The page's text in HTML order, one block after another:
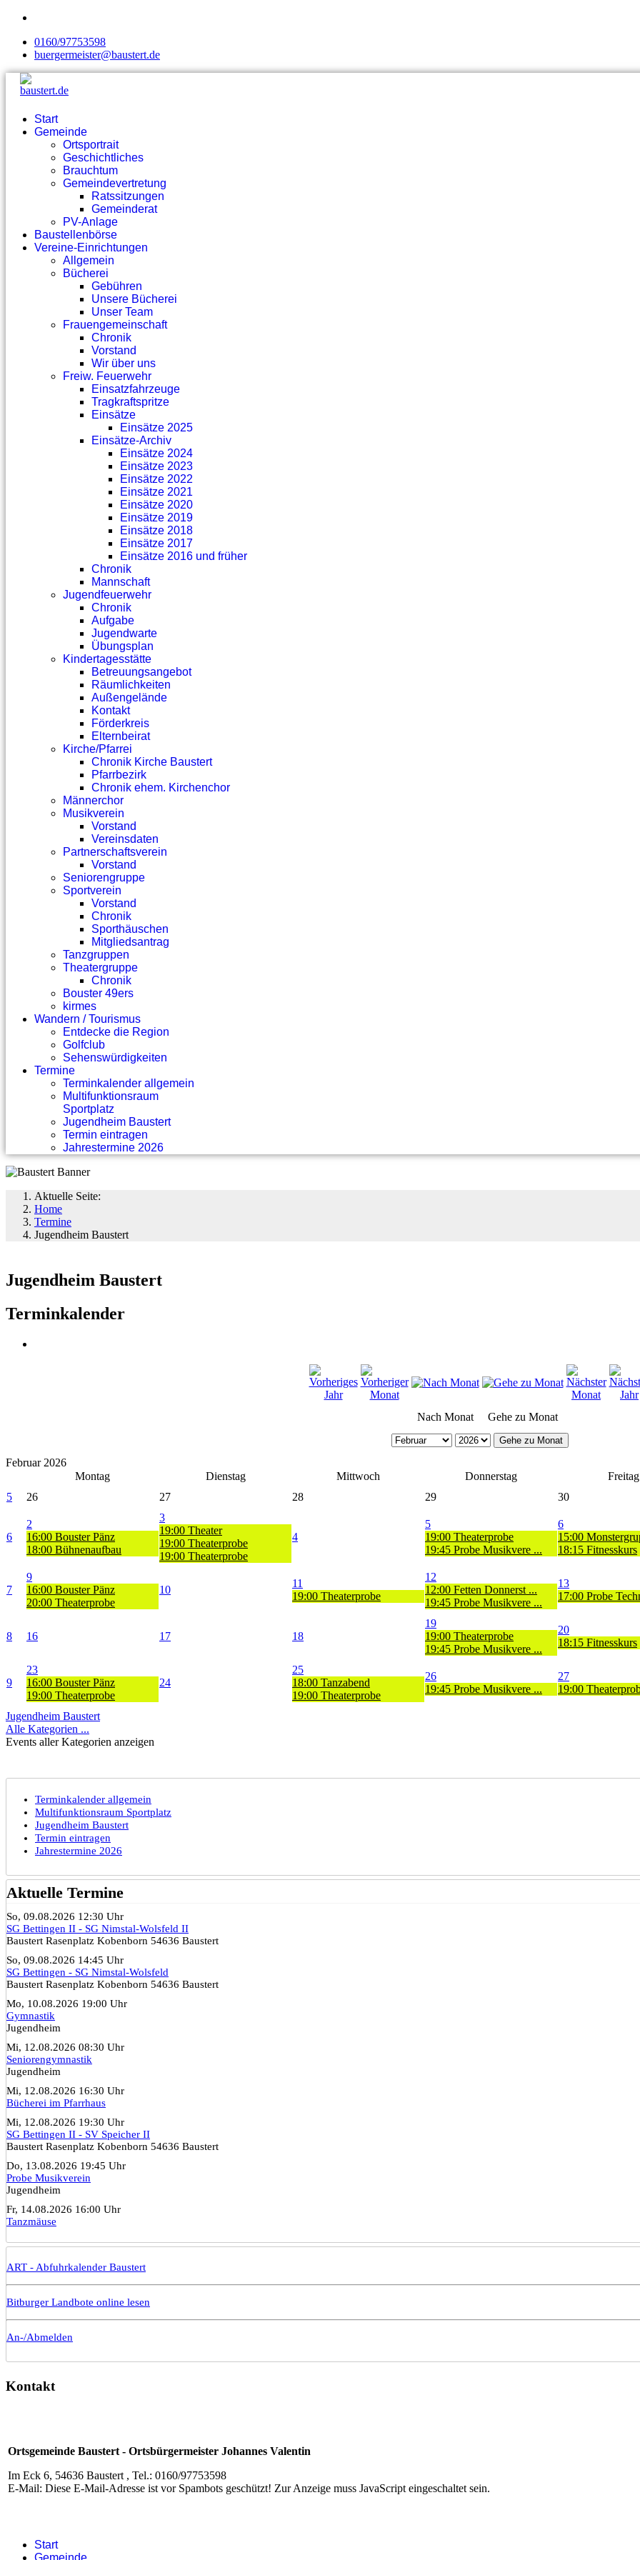
0160/97753598
buergermeister@baustert.de
Start
Gemeinde
Ortsportrait
Geschichtliches
Brauchtum
Gemeindevertretung
Ratssitzungen
Gemeinderat
PV-Anlage
Baustellenbörse
Vereine-Einrichtungen
Allgemein
Bücherei
Gebühren
Unsere Bücherei
Unser Team
Frauengemeinschaft
Chronik
Vorstand
Wir über uns
Freiw. Feuerwehr
Einsatzfahrzeuge
Tragkraftspritze
Einsätze
Einsätze 2025
Einsätze-Archiv
Einsätze 2024
Einsätze 2023
Einsätze 2022
Einsätze 2021
Einsätze 2020
Einsätze 2019
Einsätze 2018
Einsätze 2017
Einsätze 2016 und früher
Chronik
Mannschaft
Jugendfeuerwehr
Chronik
Aufgabe
Jugendwarte
Übungsplan
Kindertagesstätte
Betreuungsangebot
Räumlichkeiten
Außengelände
Kontakt
Förderkreis
Elternbeirat
Kirche/Pfarrei
Chronik Kirche Baustert
Pfarrbezirk
Chronik ehem. Kirchenchor
Männerchor
Musikverein
Vorstand
Vereinsdaten
Partnerschaftsverein
Vorstand
Seniorengruppe
Sportverein
Vorstand
Chronik
Sporthäuschen
Mitgliedsantrag
Tanzgruppen
Theatergruppe
Chronik
Bouster 49ers
kirmes
Wandern / Tourismus
Entdecke die Region
Golfclub
Sehenswürdigkeiten
Termine
Terminkalender allgemein
Multifunktionsraum
Sportplatz
Jugendheim Baustert
Termin eintragen
Jahrestermine 2026
Aktuelle Seite:
Home
Termine
Jugendheim Baustert
Jugendheim Baustert
Terminkalender
Nach Monat Gehe zu Monat
Gehe zu Monat
Februar 2026
Montag
Dienstag Mittwoch Donnerstag Freitag
5
26 27 28 29 30
6
2
16:00 Bouster Pänz
18:00 Bühnenaufbau
3
19:00 Theater
19:00 Theaterprobe
19:00 Theaterprobe
4
5
19:00 Theaterprobe
19:45 Probe Musikvere ...
6
15:00
18:15 Fitnesskurs
7
9
16:00 Bouster Pänz
20:00 Theaterprobe
10
11
19:00 Theaterprobe
12
12:00 Fetten Donnerst ...
19:45 Probe Musikvere ...
13
17:00 Probe
8 16 17 18
19
19:00 Theaterprobe
19:45 Probe Musikvere ...
20
18:15 Fitnesskurs
9
23
16:00 Bouster Pänz
19:00 Theaterprobe
24
25
18:00 Tanzabend
19:00 Theaterprobe
26
19:45 Probe Musikvere ...
27
19:00
Jugendheim Baustert
Alle Kategorien ...
Events aller Kategorien anzeigen
Terminkalender allgemein
Multifunktionsraum Sportplatz
Jugendheim Baustert
Termin eintragen
Jahrestermine 2026
Aktuelle Termine
So, 09.08.2026 12:30 Uhr
SG Bettingen II - SG Nimstal-Wolsfeld II
Baustert Rasenplatz Kobenborn 54636 Baustert
So, 09.08.2026 14:45 Uhr
SG Bettingen - SG Nimstal-Wolsfeld
Baustert Rasenplatz Kobenborn 54636 Baustert
Mo, 10.08.2026 19:00 Uhr
Gymnastik
Jugendheim
Mi, 12.08.2026 08:30 Uhr
Seniorengymnastik
Jugendheim
Mi, 12.08.2026 16:30 Uhr
Bücherei im Pfarrhaus
Mi, 12.08.2026 19:30 Uhr
SG Bettingen II - SV Speicher II
Baustert Rasenplatz Kobenborn 54636 Baustert
Do, 13.08.2026 19:45 Uhr
Probe Musikverein
Jugendheim
Fr, 14.08.2026 16:00 Uhr
Tanzmäuse
ART - Abfuhrkalender Baustert
Bitburger Landbote online lesen
An-/Abmelden
Kontakt
Ortsgemeinde Baustert - Ortsbürgermeister Johannes Valentin
Im Eck 6, 54636 Baustert , Tel.: 0160/97753598
E-Mail: Diese E-Mail-Adresse ist vor Spambots geschützt! Zur Anzeige muss JavaScript eingeschaltet sein.
Start